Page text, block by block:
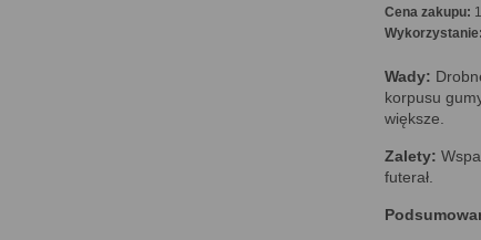
Cena zakupu:
Wykorzystanie:
Wady:
korpusu
większe.
Zalety:
futerał.